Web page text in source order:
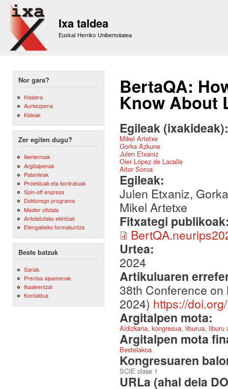
Ixa taldea
Euskal Herriko Unibertsitatea
Nor gara?
Hasiera
Aurkezpena
Kideak
Zer egiten dugu?
Ikerlerroak
Argitalpenak
Patenteak
Proiektuak eta kontratuak
Spin-off enpresa
Doktorego programa
Master ofiziala
Antolatutako ekintzak
Etengabeko formakuntza
Beste batzuk
Sariak
Prentsa aipamenak
Ikasleentzat
Kontaktua
BertaQA:
Know About
Egileak
Mikel Artetxe
Gorka Azkune
Julen Etxaniz
Oier López de Lacalle
Aitor Soroa
Egileak:
Julen Etxaniz,
Mikel Artetxe
Fitxategi
Urtea:
2024
Artikuluaren
38th Conference
2024) https://
Argitalpen mota:
Aldizkaria, kongresua, liburua,
Argitalpen mota
Bestelakoa
Kongresuaren
SCIE clase 1
URLa (ahal dela